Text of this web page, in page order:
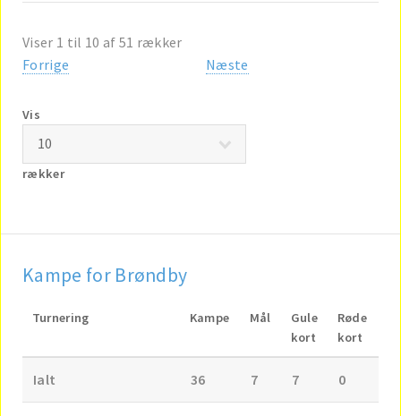
Viser 1 til 10 af 51 rækker
Forrige
Næste
Vis
rækker
Kampe for Brøndby
Turnering Kampe Mål
Gule
kort
Røde
kort
Ialt 36 7 7 0